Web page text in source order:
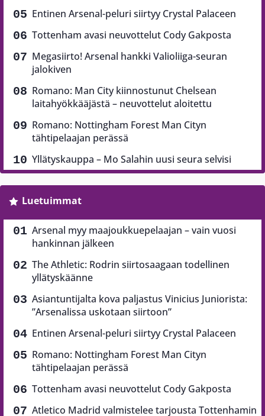
Entinen Arsenal-peluri siirtyy Crystal Palaceen
Tottenham avasi neuvottelut Cody Gakposta
Megasiirto! Arsenal hankki Valioliiga-seuran
jalokiven
Romano: Man City kiinnostunut Chelsean
laitahyökkääjästä – neuvottelut aloitettu
Romano: Nottingham Forest Man Cityn
tähtipelaajan perässä
Yllätyskauppa – Mo Salahin uusi seura selvisi
Luetuimmat
Arsenal myy maajoukkuepelaajan – vain vuosi
hankinnan jälkeen
The Athletic: Rodrin siirtosaagaan todellinen
yllätyskäänne
Asiantuntijalta kova paljastus Vinicius Juniorista:
”Arsenalissa uskotaan siirtoon”
Entinen Arsenal-peluri siirtyy Crystal Palaceen
Romano: Nottingham Forest Man Cityn
tähtipelaajan perässä
Tottenham avasi neuvottelut Cody Gakposta
Atletico Madrid valmistelee tarjousta Tottenhamin